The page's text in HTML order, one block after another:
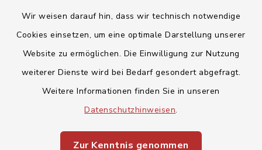
Wir weisen darauf hin, dass wir technisch notwendige
Cookies einsetzen, um eine optimale Darstellung unserer
Website zu ermöglichen. Die Einwilligung zur Nutzung
weiterer Dienste wird bei Bedarf gesondert abgefragt.
Weitere Informationen finden Sie in unseren
Datenschutzhinweisen.
Zur Kenntnis genommen
Barrierefreiheit